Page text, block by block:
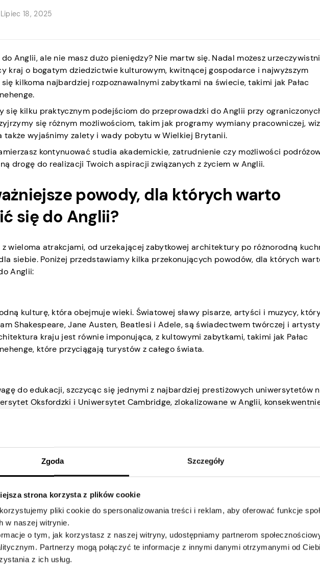
Zgoda Szczegóły
strona korzysta z plików cookie
pliki cookie do spersonalizowania treści i reklam, aby oferować funkcje
w naszej witrynie.
o tym, jak korzystasz z naszej witryny, udostępniamy partnerom
Partnerzy mogą połączyć te informacje z innymi danymi otrzymanymi od
z ich usług.
Lipiec 18, 2025
Anglii, ale nie masz dużo pieniędzy? Nie martw się. Nadal możesz
kraj o bogatym dziedzictwie kulturowym, kwitnącej gospodarce i najwyższym
kilkoma najbardziej rozpoznawalnymi zabytkami na świecie, takimi jak Pałac
się kilku praktycznym podejściom do przeprowadzki do Anglii przy
się różnym możliwościom, takim jak programy wymiany pracowniczej,
wyjaśnimy zalety i wady pobytu w Wielkiej Brytanii.
kontynuować studia akademickie, zatrudnienie czy możliwości
drogę do realizacji Twoich aspiracji związanych z życiem w Anglii.
powody, dla których warto
się do Anglii?
wieloma atrakcjami, od urzekającej zabytkowej architektury po różnorodną
siebie. Poniżej przedstawiamy kilka przekonujących powodów, dla których
Anglii:
kulturę, która obejmuje wieki. Światowej sławy pisarze, artyści i muzycy,
Shakespeare, Jane Austen, Beatlesi i Adele, są świadectwem twórczej i
kraju jest równie imponująca, z kultowymi zabytkami, takimi jak Pałac
które przyciągają turystów z całego świata.
do edukacji, szczycąc się jednymi z najbardziej prestiżowych uniwersytetów
Oksfordzki i Uniwersytet Cambridge, zlokalizowane w Anglii,
na świecie.
Anglii stwarza liczne perspektywy zatrudnienia dla wykwalifikowanych
organizacji międzynarodowych, szczególnie w dziedzinie technologii i
na całym świecie jako znaczące centrum finansowe, a jednocześnie służy
i start-upów.
przeprowadzki do Anglii za niewielkie